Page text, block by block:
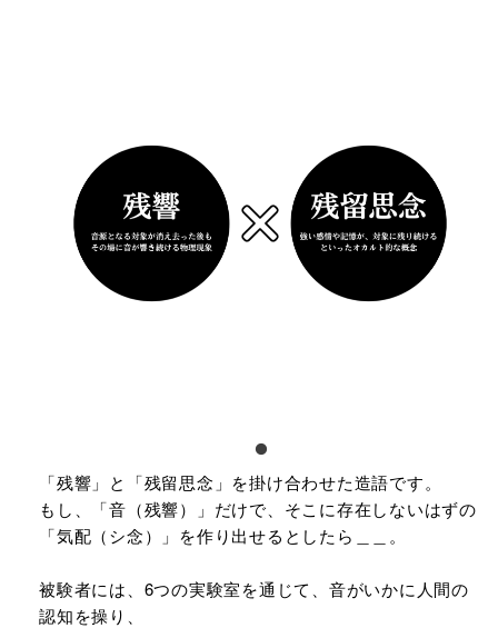
「残響」と「残留思念」を掛け合わせた造語です。
もし、「⾳（残響）」だけで、そこに存在しないはずの
「気配（シ念）」を作り出せるとしたら＿＿。
被験者には、6つの実験室を通じて、音がいかに人間の
認知を操り、